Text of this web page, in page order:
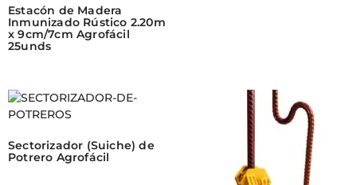
Estacón de Madera
Inmunizado Rústico 2.20m
x 9cm/7cm Agrofácil
25unds
Sectorizador (Suiche) de
Potrero Agrofácil